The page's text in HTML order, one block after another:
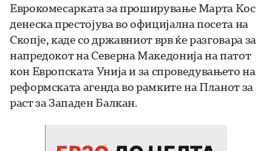
Еврокомесарката за проширување Марта Кос
денеска престојува во официјална посета на
Скопје, каде со државниот врв ќе разговара за
напредокот на Северна Македонија на патот
кон Европската Унија и за спроведувањето на
реформската агенда во рамките на Планот за
раст за Западен Балкан.